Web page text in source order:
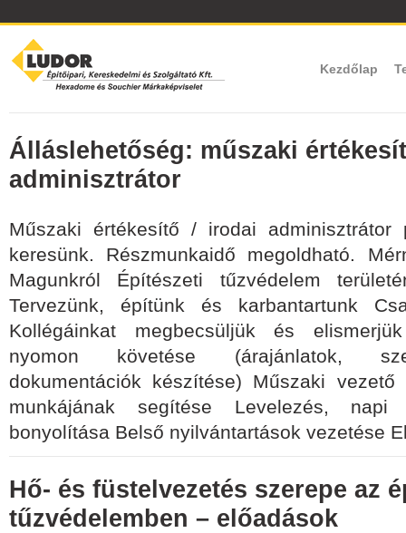
Kezdőlap
Álláslehetőség: műszaki
adminisztrátor
Műszaki értékesítő / irodai adminisztrátor
keresünk. Részmunkaidő megoldható.
Magunkról Építészeti tűzvédelem
Tervezünk, építünk és karbantartunk
Kollégáinkat megbecsüljük és
nyomon követése (árajánlatok,
dokumentációk készítése) Műszaki
munkájának segítése Levelezés, napi
bonyolítása Belső nyilvántartások vezetése
Hő- és füstelvezetés szerepe az
tűzvédelemben – előadások